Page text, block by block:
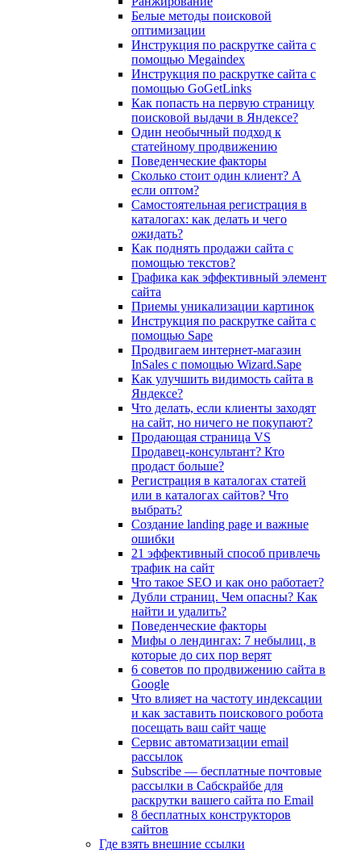
Белые методы поисковой
оптимизации
Инструкция по раскрутке сайта с
помощью Megaindex
Инструкция по раскрутке сайта с
помощью GoGetLinks
Как попасть на первую страницу
поисковой выдачи в Яндексе?
Один необычный подход к
статейному продвижению
Поведенческие факторы
Сколько стоит один клиент? А
если оптом?
Самостоятельная регистрация в
каталогах: как делать и чего
ожидать?
Как поднять продажи сайта с
помощью текстов?
Графика как эффективный элемент
сайта
Приемы уникализации картинок
Инструкция по раскрутке сайта с
помощью Sape
Продвигаем интернет-магазин
InSales с помощью Wizard.Sape
Как улучшить видимость сайта в
Яндексе?
Что делать, если клиенты заходят
на сайт, но ничего не покупают?
Продающая страница VS
Продавец-консультант? Кто
продаст больше?
Регистрация в каталогах статей
или в каталогах сайтов? Что
выбрать?
Cоздание landing page и важные
ошибки
21 эффективный способ привлечь
трафик на сайт
Что такое SEO и как оно работает?
Дубли страниц. Чем опасны? Как
найти и удалить?
Поведенческие факторы
Мифы о лендингах: 7 небылиц, в
которые до сих пор верят
6 советов по продвижению сайта в
Google
Что влияет на частоту индексации
и как заставить поискового робота
посещать ваш сайт чаще
Сервис автоматизации email
рассылок
Subscribe — бесплатные почтовые
рассылки в Сабскрайбе для
раскрутки вашего сайта по Email
8 бесплатных конструкторов
сайтов
Где взять внешние ссылки